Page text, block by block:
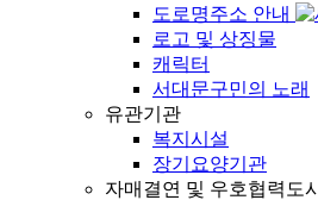
도로명주소 안내
로고 및 상징물
캐릭터
서대문구민의 노래
유관기관
복지시설
장기요양기관
자매결연 및 우호협력도시